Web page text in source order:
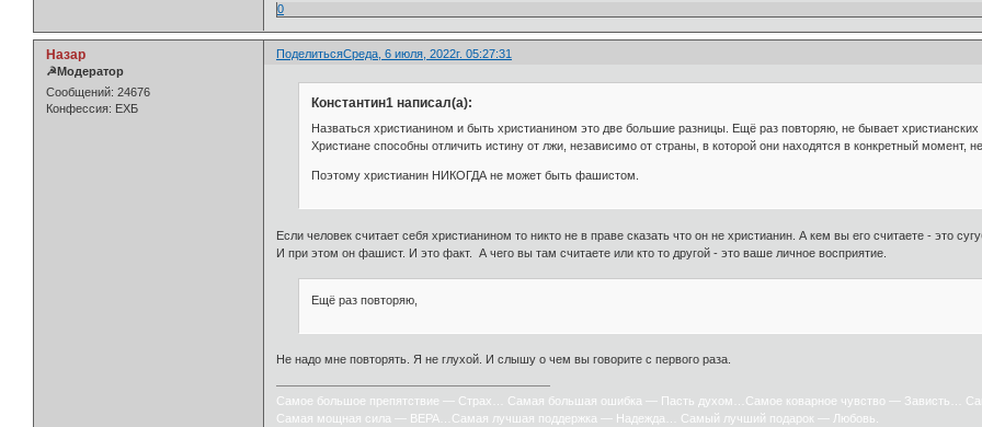
0
ПоделитьсяСреда, 6 июля, 2022г. 05:27:31
Назар
☭Модератор
Сообщений: 24676
Конфессия: ЕХБ Константин1 написал(а):
Назваться христианином и быть христианином это две большие разницы. Ещё раз повторяю, не бывает
Христиане способны отличить истину от лжи, независимо от страны, в которой они находятся в конкретный момент,
Поэтому христианин НИКОГДА не может быть фашистом.
Если человек считает себя христианином то никто не в праве сказать что он не христианин. А кем вы его считаете - это
И при этом он фашист. И это факт. А чего вы там считаете или кто то другой - это ваше личное восприятие.
Ещё раз повторяю,
Не надо мне повторять. Я не глухой. И слышу о чем вы говорите с первого раза.
Самое большое препятствие — Страх… Самая большая ошибка — Пасть духом…Самое коварное чувство — Зависть…
Самая мощная сила — ВЕРА…Самая лучшая поддержка — Надежда… Самый лучший подарок — Любовь.